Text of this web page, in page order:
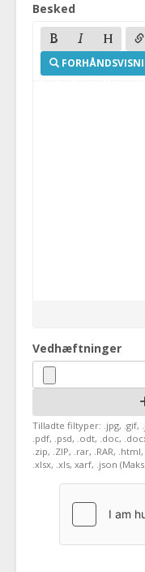
Besked
Vedhæftninger
Tilladte filtyper: .jpg, .gif,
.pdf, .psd, .odt, .doc,
.zip, .ZIP, .rar, .RAR,
.xlsx, .xls, xarf, .json